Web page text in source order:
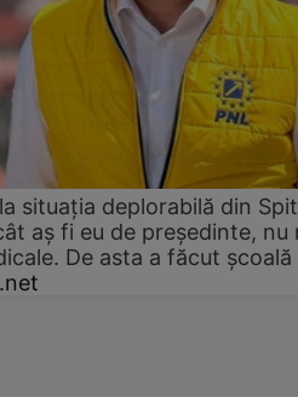
situația deplorabilă din
aș fi eu de președinte, nu
De asta a făcut școală